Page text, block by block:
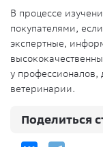
В процессе
покупателями,
экспертные,
у профессионалов,
ветеринарии.
Поделиться